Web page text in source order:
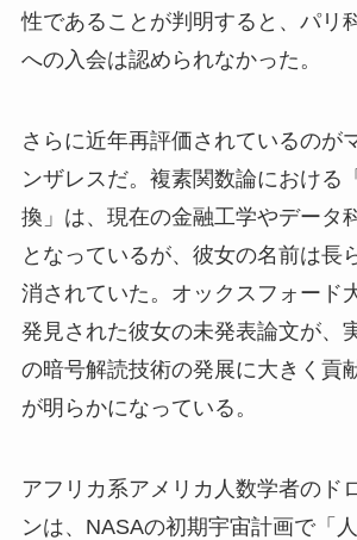
性であることが判明すると、パリ
への入会は認められなかった。
さらに近年再評価されているのが
ンザレスだ。複素関数論における
換」は、現在の金融工学やデータ
となっているが、彼女の名前は長
消されていた。オックスフォード
発見された彼女の未発表論文が、
の暗号解読技術の発展に大きく貢
が明らかになっている。
アフリカ系アメリカ人数学者のド
ンは、NASAの初期宇宙計画で「